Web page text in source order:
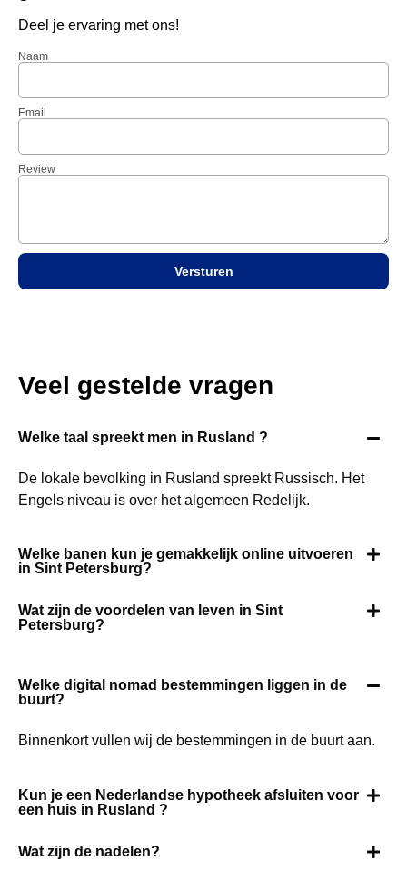
Deel je ervaring met ons!
Naam
Email
Review
Versturen
Veel gestelde vragen
Welke taal spreekt men in Rusland ?
De lokale bevolking in Rusland spreekt Russisch. Het
Engels niveau is over het algemeen Redelijk.
Welke banen kun je gemakkelijk online uitvoeren
in Sint Petersburg?
Wat zijn de voordelen van leven in Sint
Petersburg?
Welke digital nomad bestemmingen liggen in de
buurt?
Binnenkort vullen wij de bestemmingen in de buurt aan.
Kun je een Nederlandse hypotheek afsluiten voor
een huis in Rusland ?
Wat zijn de nadelen?